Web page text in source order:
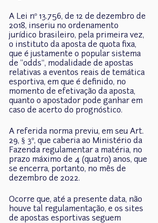
A Lei nº 13.756, de 12 de dezembro de
2018, inseriu no ordenamento
jurídico brasileiro, pela primeira vez,
o instituto da aposta de quota fixa,
que é justamente o popular sistema
de “odds”, modalidade de apostas
relativas a eventos reais de temática
esportiva, em que é definido, no
momento de efetivação da aposta,
quanto o apostador pode ganhar em
caso de acerto do prognóstico.
A referida norma previu, em seu Art.
29, § 3º, que caberia ao Ministério da
Fazenda regulamentar a matéria, no
prazo máximo de 4 (quatro) anos, que
se encerra, portanto, no mês de
dezembro de 2022.
Ocorre que, até a presente data, não
houve tal regulamentação, e os sites
de apostas esportivas seguem